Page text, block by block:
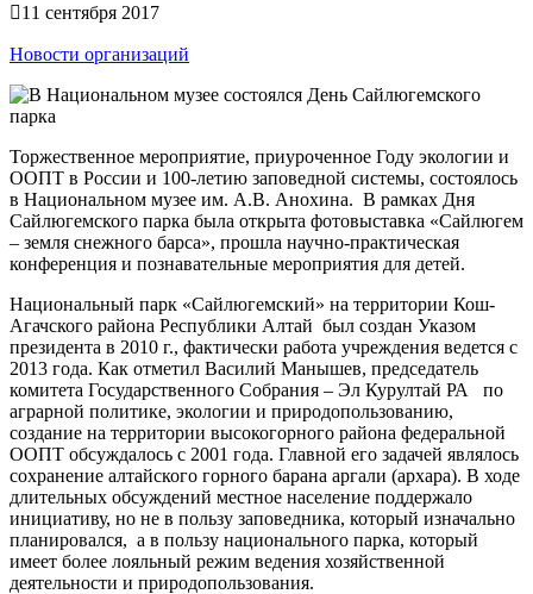
11 сентября 2017
Новости организаций
Торжественное мероприятие, приуроченное Году экологии и
ООПТ в России и 100-летию заповедной системы, состоялось
в Национальном музее им. А.В. Анохина. В рамках Дня
Сайлюгемского парка была открыта фотовыставка «Сайлюгем
– земля снежного барса», прошла научно-практическая
конференция и познавательные мероприятия для детей.
Национальный парк «Сайлюгемский» на территории Кош-
Агачского района Республики Алтай был создан Указом
президента в 2010 г., фактически работа учреждения ведется с
2013 года. Как отметил Василий Манышев, председатель
комитета Государственного Собрания – Эл Курултай РА по
аграрной политике, экологии и природопользованию,
создание на территории высокогорного района федеральной
ООПТ обсуждалось с 2001 года. Главной его задачей являлось
сохранение алтайского горного барана аргали (архара). В ходе
длительных обсуждений местное население поддержало
инициативу, но не в пользу заповедника, который изначально
планировался, а в пользу национального парка, который
имеет более лояльный режим ведения хозяйственной
деятельности и природопользования.